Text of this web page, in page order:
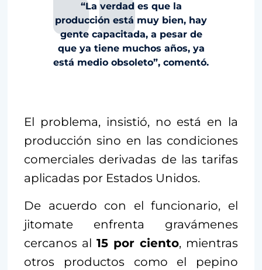
“La verdad es que la
producción está muy bien, hay
gente capacitada, a pesar de
que ya tiene muchos años, ya
está medio obsoleto”, comentó.
El problema, insistió, no está en la
producción sino en las condiciones
comerciales derivadas de las tarifas
aplicadas por Estados Unidos.
De acuerdo con el funcionario, el
jitomate enfrenta gravámenes
cercanos al 15 por ciento, mientras
otros productos como el pepino